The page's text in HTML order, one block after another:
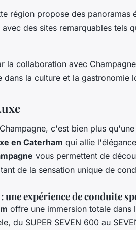
région propose des panoramas
des sites remarquables tels
la collaboration avec
la culture et la gastronomie
c'est bien plus
en Caterham qui allie
vous permettent de
de la sensation unique de
une expérience de conduite
offre une immersion totale dans
du SUPER SEVEN 600 au